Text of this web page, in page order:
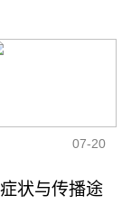
07-20
状与传播途